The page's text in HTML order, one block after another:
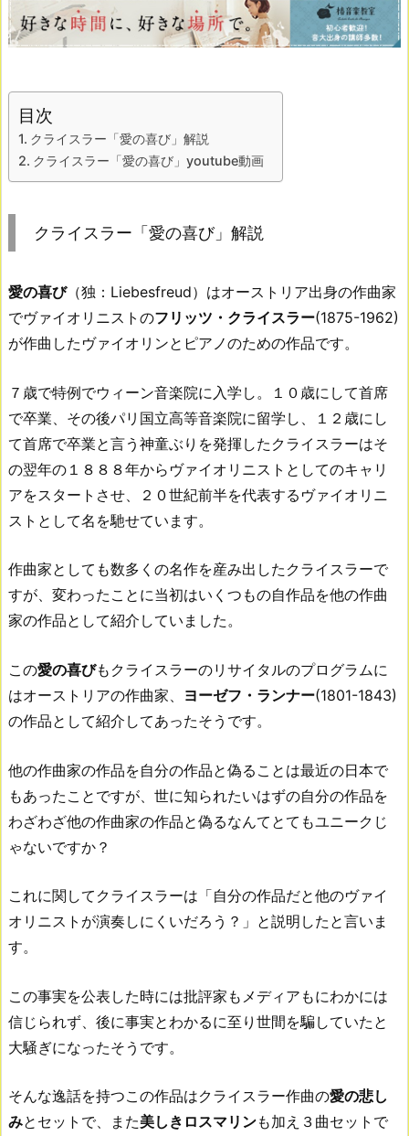
目次
クライスラー「愛の喜び」解説
クライスラー「愛の喜び」youtube動画
クライスラー「愛の喜び」解説
愛の喜び（独：Liebesfreud）はオーストリア出身の作曲家
でヴァイオリニストのフリッツ・クライスラー(1875-1962)
が作曲したヴァイオリンとピアノのための作品です。
７歳で特例でウィーン音楽院に入学し。１０歳にして首席
で卒業、その後パリ国立高等音楽院に留学し、１２歳にし
て首席で卒業と言う神童ぶりを発揮したクライスラーはそ
の翌年の１８８８年からヴァイオリニストとしてのキャリ
アをスタートさせ、２０世紀前半を代表するヴァイオリニ
ストとして名を馳せています。
作曲家としても数多くの名作を産み出したクライスラーで
すが、変わったことに当初はいくつもの自作品を他の作曲
家の作品として紹介していました。
この愛の喜びもクライスラーのリサイタルのプログラムに
はオーストリアの作曲家、 ヨーゼフ・ランナー(1801-1843)
の作品として紹介してあったそうです。
他の作曲家の作品を自分の作品と偽ることは最近の日本で
もあったことですが、世に知られたいはずの自分の作品を
わざわざ他の作曲家の作品と偽るなんてとてもユニークじ
ゃないですか？
これに関してクライスラーは「自分の作品だと他のヴァイ
オリニストが演奏しにくいだろう？」と説明したと言いま
す。
この事実を公表した時には批評家もメディアもにわかには
信じられず、後に事実とわかるに至り世間を騙していたと
大騒ぎになったそうです。
そんな逸話を持つこの作品はクライスラー作曲の愛の悲し
みとセットで、また美しきロスマリンも加え３曲セットで